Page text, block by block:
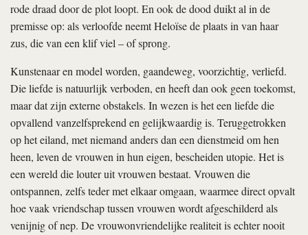
rode draad door de plot loopt. En ook de dood duikt al in de
premisse op: als verloofde neemt Heloïse de plaats in van haar
zus, die van een klif viel – of sprong.
Kunstenaar en model worden, gaandeweg, voorzichtig, verliefd.
Die liefde is natuurlijk verboden, en heeft dan ook geen toekomst,
maar dat zijn externe obstakels. In wezen is het een liefde die
opvallend vanzelfsprekend en gelijkwaardig is. Teruggetrokken
op het eiland, met niemand anders dan een dienstmeid om hen
heen, leven de vrouwen in hun eigen, bescheiden utopie. Het is
een wereld die louter uit vrouwen bestaat. Vrouwen die
ontspannen, zelfs teder met elkaar omgaan, waarmee direct opvalt
hoe vaak vriendschap tussen vrouwen wordt afgeschilderd als
venijnig of nep. De vrouwonvriendelijke realiteit is echter nooit